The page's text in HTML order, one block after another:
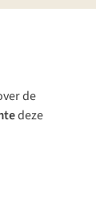
de
deze